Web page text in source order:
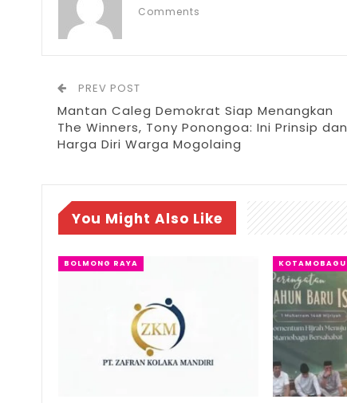
Comments
PREV POST
Mantan Caleg Demokrat Siap Menangkan
The Winners, Tony Ponongoa: Ini Prinsip dan
Harga Diri Warga Mogolaing
You Might Also Like
BOLMONG RAYA KOTAMOBAGU